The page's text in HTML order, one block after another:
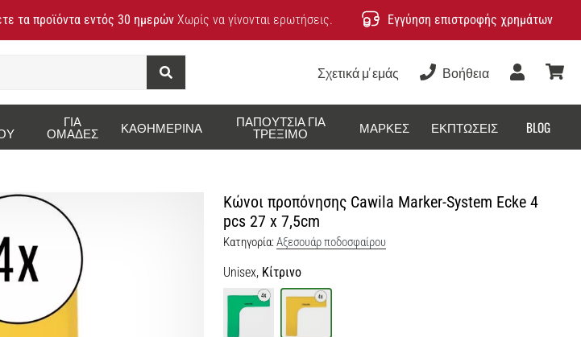
τα προϊόντα εντός 30 ημερών Χωρίς να γίνονται ερωτήσεις. Εγγύηση επιστροφής χρημάτων
Αναζήτηση
Σχετικά μ' εμάς Βοήθεια
Χρήστης
ΓΙΑ
ΟΜΆΔΕΣ ΚΑΘΗΜΕΡΙΝΆ ΠΑΠΟΎΤΣΙΑ ΓΙΑ
ΤΡΈΞΙΜΟ ΜΆΡΚΕΣ ΕΚΠΤΏΣΕΙΣ BLOG
Κώνοι προπόνησης Cawila Marker-System Ecke 4
pcs 27 x 7,5cm
Κατηγορία:Αξεσουάρ ποδοσφαίρου
Unisex, Κίτρινο